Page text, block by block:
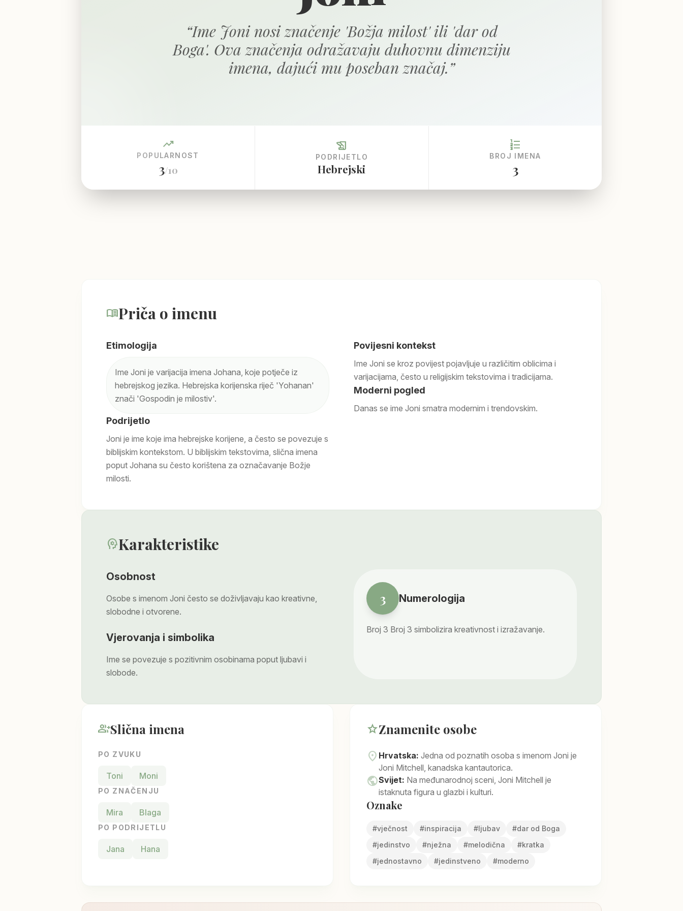
“Ime Joni nosi značenje 'Božja milost' ili 'dar od
Boga'. Ova značenja odražavaju duhovnu dimenziju
imena, dajući mu poseban značaj.”
trending_up
POPULARNOST
3/10
history_edu
PODRIJETLO
Hebrejski
format_list_numbered
BROJ IMENA
3
menu_bookPriča o imenu
Etimologija
Ime Joni je varijacija imena Johana, koje potječe iz
hebrejskog jezika. Hebrejska korijenska riječ 'Yohanan'
znači 'Gospodin je milostiv'.
Podrijetlo
Joni je ime koje ima hebrejske korijene, a često se povezuje s
biblijskim kontekstom. U biblijskim tekstovima, slična imena
poput Johana su često korištena za označavanje Božje
milosti.
Povijesni kontekst
Ime Joni se kroz povijest pojavljuje u različitim oblicima i
varijacijama, često u religijskim tekstovima i tradicijama.
Moderni pogled
Danas se ime Joni smatra modernim i trendovskim.
psychologyKarakteristike
Osobnost
Osobe s imenom Joni često se doživljavaju kao kreativne,
slobodne i otvorene.
Vjerovanja i simbolika
Ime se povezuje s pozitivnim osobinama poput ljubavi i
slobode.
3 Numerologija
Broj 3 Broj 3 simbolizira kreativnost i izražavanje.
group_addSlična imena
PO ZVUKU
Toni Moni
PO ZNAČENJU
Mira Blaga
PO PODRIJETLU
Jana Hana
starZnamenite osobe
location_on Hrvatska: Jedna od poznatih osoba s imenom Joni je
Joni Mitchell, kanadska kantautorica.
publicSvijet: Na međunarodnoj sceni, Joni Mitchell je
istaknuta figura u glazbi i kulturi.
Oznake
#vječnost #inspiracija #ljubav #dar od Boga
#jedinstvo #nježna #melodična #kratka
#jednostavno #jedinstveno #moderno